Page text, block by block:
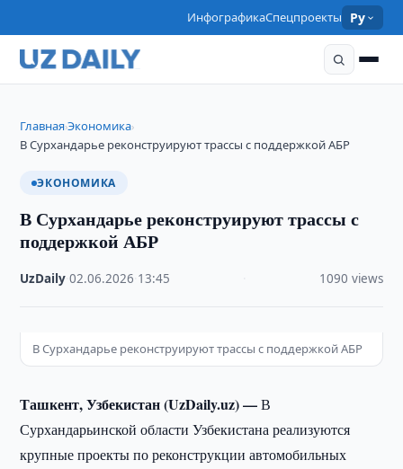
ИнфографикаСпецпроекты Ру
Главная›Экономика›
В Сурхандарье реконструируют трассы с поддержкой АБР
ЭКОНОМИКА
В Сурхандарье реконструируют трассы с
поддержкой АБР
UzDaily ·02.06.2026 13:45 1090 views
В Сурхандарье реконструируют трассы с поддержкой АБР
Ташкент, Узбекистан (UzDaily.uz) —В
Сурхандарьинской области Узбекистана реализуются
крупные проекты по реконструкции автомобильных